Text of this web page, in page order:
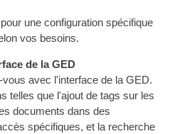
une configuration spécifique
vos besoins.
de la GED
avec l'interface de la GED.
telles que l'ajout de tags sur les
documents dans des
spécifiques, et la recherche